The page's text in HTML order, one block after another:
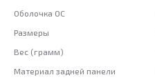
Оболочка ОС
Размеры
Вес (грамм)
Материал задней панели